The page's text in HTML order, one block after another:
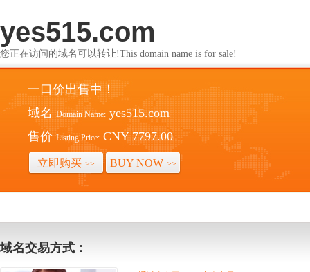
yes515.com
您正在访问的域名可以转让!This domain name is for sale!
一口价出售中！
域名 Domain Name: yes515.com
售价 Listing Price: CNY 7797.00
立即购买 >> BUY NOW >>
域名交易方式：